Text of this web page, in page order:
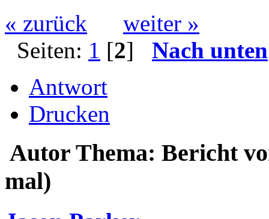
« zurück
weiter »
Seiten: 1 [2] Nach unten
Antwort
Drucken
Autor Thema: Bericht
mal)